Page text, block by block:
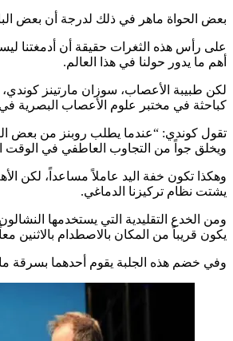
بعض الحواة ماهر في ذلك لدرجة أن بعض
على رأس هذه الثغرات حقيقة أن أدمغتنا
أهم ما يدور حولنا في هذا العالم.
لكن طبيبة الأعصاب، سوزان مارتينز
كباحثة في مختبر علوم الأعصاب البصرية
تقول كوندي: “عندما يطلب روبنز من بعض
ويخلق جواً من التجاوب العاطفي في
وهكذا تكون خفة اليد عاملاً مساعداً، لكن
يشتت نظام تركيزنا الدماغي.
ومن الخدع التقليدية التي يستخدمها
يكون قريباً من المكان بالاصطدام
وفي خضم هذه الجلبة يقوم أحدهما بسرقة